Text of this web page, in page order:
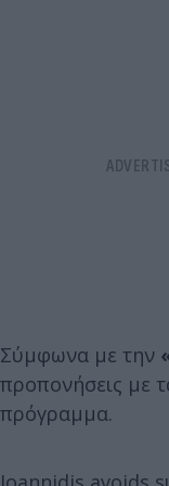
Σύμφωνα με την
προπονήσεις με
πρόγραμμα.